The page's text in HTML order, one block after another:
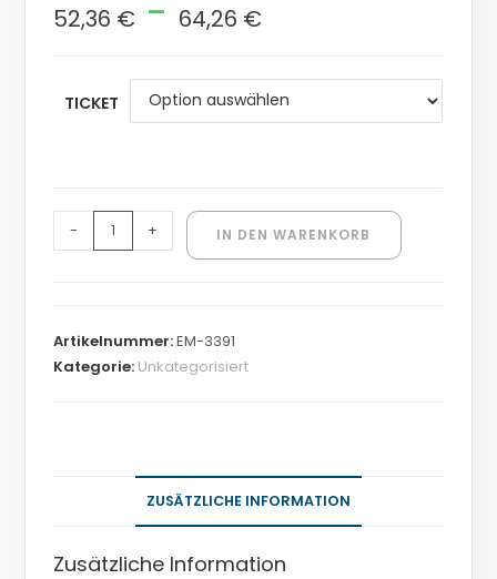
52,36 € - 64,26 €
TICKET
- + IN DEN WARENKORB
Artikelnummer:EM-3391
Kategorie: Unkategorisiert
ZUSÄTZLICHE INFORMATION
Zusätzliche Information